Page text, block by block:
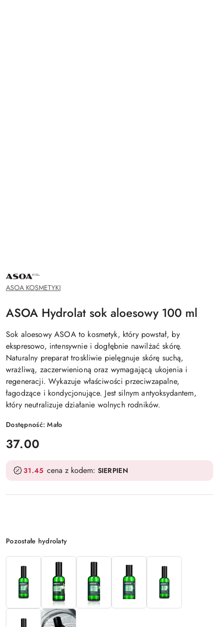
NAZWA
PRODUCENTA:
ASOA
ASOA KOSMETYKI
ASOA Hydrolat sok aloesowy 100 ml
Sok aloesowy ASOA to kosmetyk, który powstał, by
ekspresowo, intensywnie i dogłębnie nawilżać skórę.
Naturalny preparat troskliwie pielęgnuje skórę suchą,
wrażliwą, zaczerwienioną oraz wymagającą ukojenia i
regeneracji. Wykazuje właściwości przeciwzapalne,
łagodzące i kondycjonujące. Jest silnym antyoksydantem,
który neutralizuje działanie wolnych rodników.
Dostępność:Mało
cena:
37.00
31.45 cena z kodem: SIERPIEN
Wariant
Pozostałe hydrolaty